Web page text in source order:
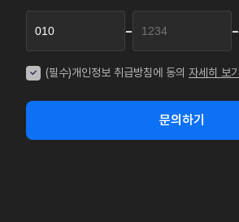
- -
(필수)개인정보 취급방침에 동의 자세히 보기
문의하기